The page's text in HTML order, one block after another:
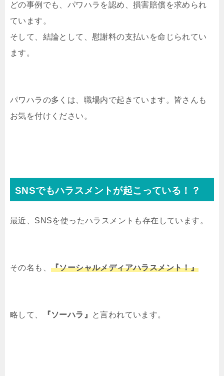
どの事例でも、パワハラを認め、損害賠償を求められ
ています。
そして、結論として、慰謝料の支払いを命じられてい
ます。
パワハラの多くは、職場内で起きています。皆さんも
お気を付けください。
SNSでもハラスメントが起こっている！？
最近、SNSを使ったハラスメントも存在しています。
その名も、 『ソーシャルメディアハラスメント！』
略して、 『ソーハラ』 と言われています。